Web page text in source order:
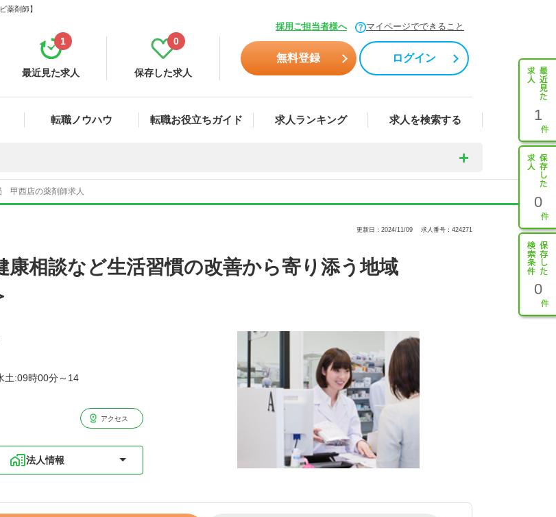
薬剤師】
採用ご担当者様へ マイページでできること
最近見た求人
1
保存した求人
0
無料登録 ログイン
転職ノウハウ 転職お役立ちガイド 求人ランキング 求人を検索する 1
0
0
甲西店の薬剤師求人
更新日：2024/11/09 求人番号：424271
康相談など生活習慣の改善から寄り添う地域
土:09時00分～14
アクセス
法人情報